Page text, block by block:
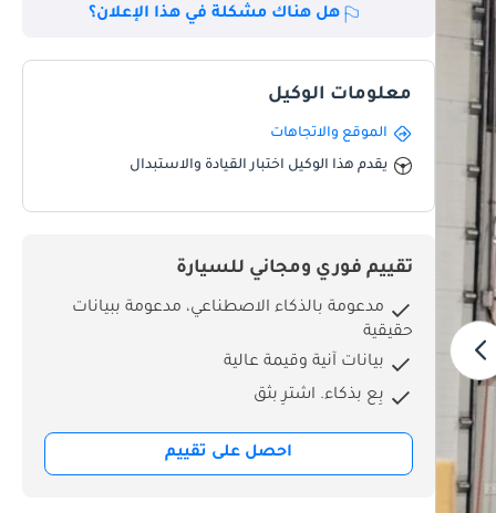
هل هناك مشكلة في هذا الإعلان؟
معلومات الوكيل
الموقع والاتجاهات
يقدم هذا الوكيل اختبار القيادة والاستبدال
تقييم فوري ومجاني للسيارة
مدعومة بالذكاء الاصطناعي، مدعومة ببيانات
حقيقية
بيانات آنية وقيمة عالية
بِع بذكاء. اشترِ بثق
احصل على تقييم